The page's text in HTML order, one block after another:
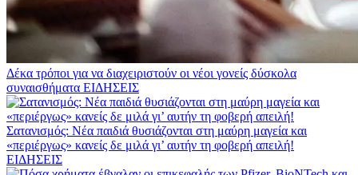
Δέκα τρόποι για να διαχειριστούν οι νέοι γονείς δύσκολα
συναισθήματα ΕΙΔΗΣΕΙΣ
Σατανισμός: Νέα παιδιά θυσιάζονται στη μαύρη μαγεία και
«περιέργως» κανείς δε μιλά γι’ αυτήν τη φοβερή απειλή!
ΕΙΔΗΣΕΙΣ